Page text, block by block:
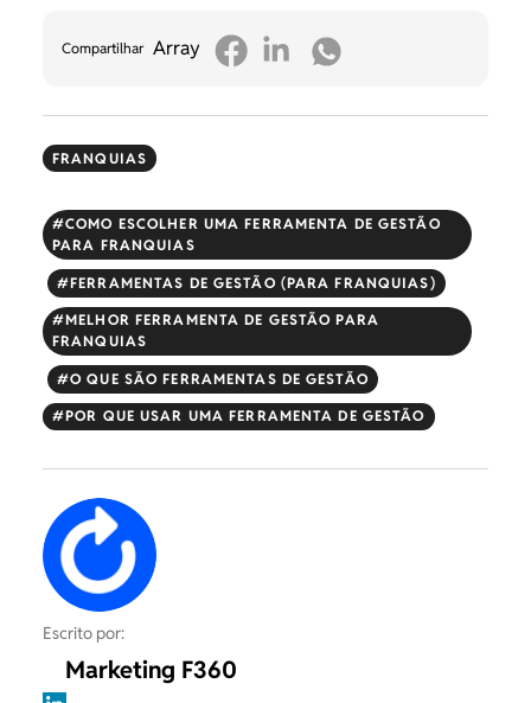
Compartilhar Array
FRANQUIAS
COMO ESCOLHER UMA FERRAMENTA DE GESTÃO
PARA FRANQUIAS
FERRAMENTAS DE GESTÃO (PARA FRANQUIAS)
MELHOR FERRAMENTA DE GESTÃO PARA
FRANQUIAS
O QUE SÃO FERRAMENTAS DE GESTÃO
POR QUE USAR UMA FERRAMENTA DE GESTÃO
Escrito por:
Marketing F360